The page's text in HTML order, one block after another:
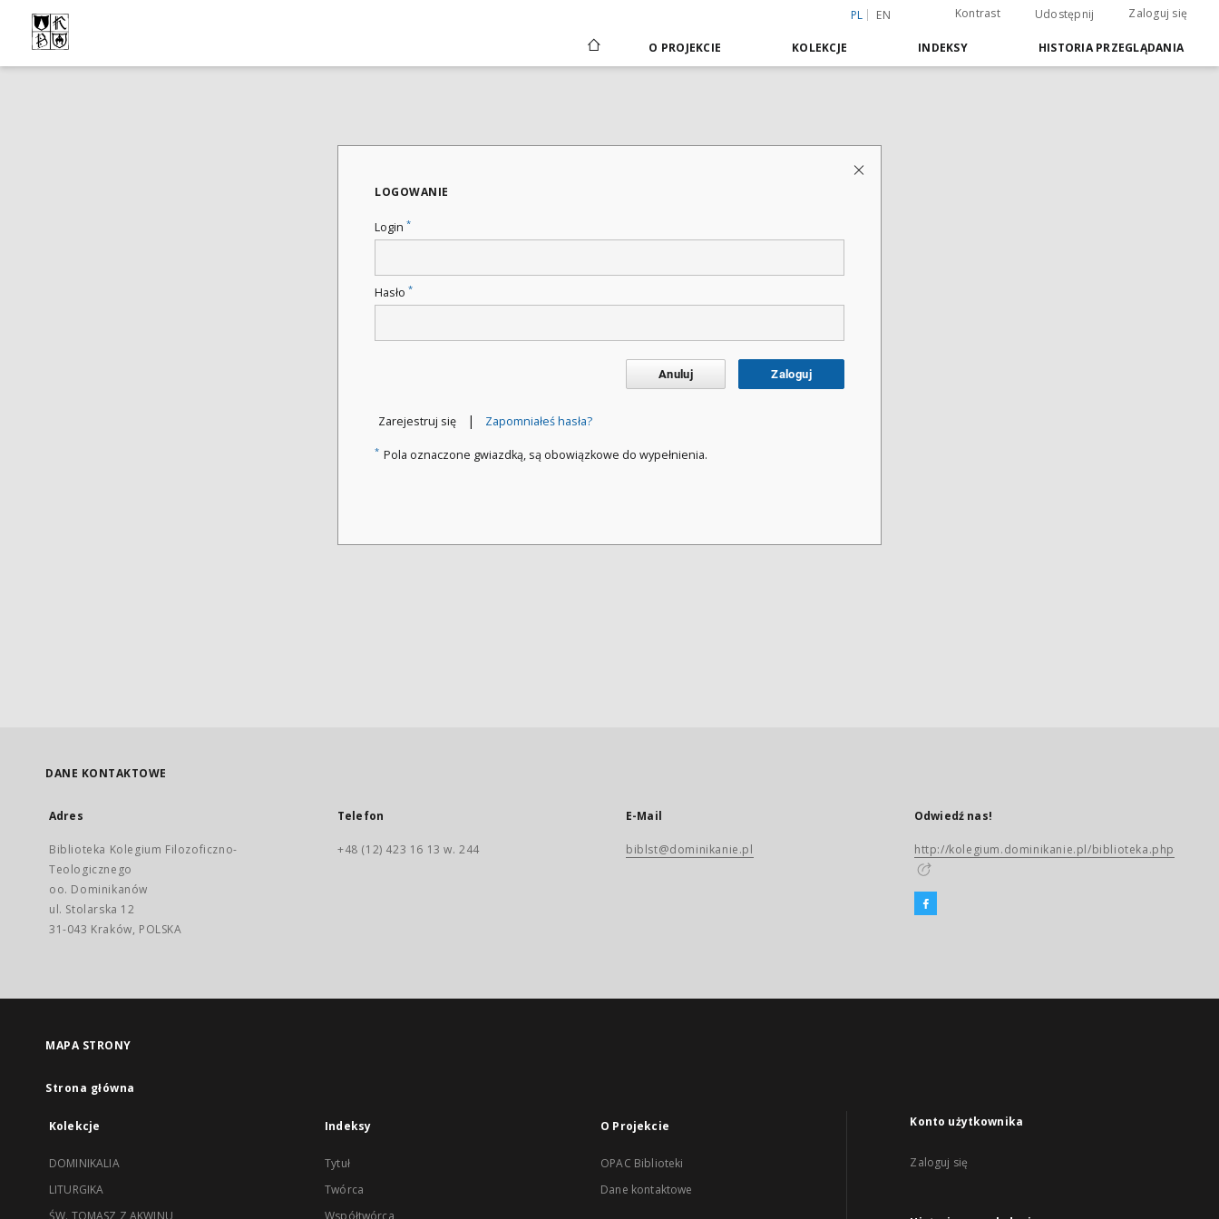
PL EN Kontrast Udostępnij Zaloguj się
O PROJEKCIE KOLEKCJE INDEKSY HISTORIA PRZEGLĄDANIA
LOGOWANIE
Login *
Hasło *
Anuluj Zaloguj
Zarejestruj się | Zapomniałeś hasła?
* Pola oznaczone gwiazdką, są obowiązkowe do wypełnienia.
DANE KONTAKTOWE
Adres
Biblioteka Kolegium Filozoficzno-
Teologicznego
oo. Dominikanów
ul. Stolarska 12
31-043 Kraków, POLSKA
Telefon
+48 (12) 423 16 13 w. 244
E-Mail
biblst@dominikanie.pl
Odwiedź nas!
http://kolegium.dominikanie.pl/biblioteka.php
MAPA STRONY
Strona główna
Kolekcje
DOMINIKALIA
LITURGIKA
ŚW. TOMASZ Z AKWINU
Indeksy
Tytuł
Twórca
Współtwórca
O Projekcie
OPAC Biblioteki
Dane kontaktowe
Konto użytkownika
Zaloguj się